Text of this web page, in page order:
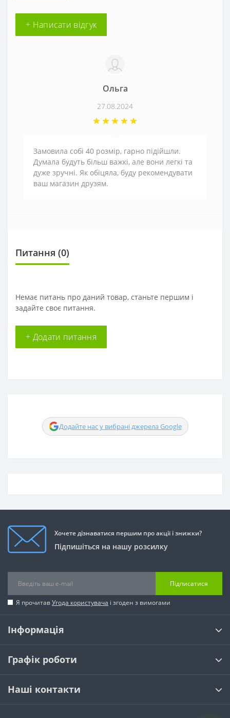
+ Написати відгук
Ольга
27.08.2024
Замовила собі 40 розмір, гарно підійшли.
Думала будуть більш важкі, але вони легкі та
дуже зручні. Як обіцяла, буду рекомендувати
ваш магазин друзям.
Питання (0)
Немає питань про даний товар, станьте першим і
задайте своє питання.
+ Додати питання
Додайте нас у вибрані джерела Google
Хочете дізнаватися першим про акції і знижки?
Підпишіться на нашу розсилку
Підписатися
Я прочитавУгода користувача і згоден з вимогами
Інформація
Графік роботи
Наші контакти